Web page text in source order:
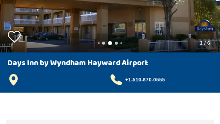
1/6
Days Inn by Wyndham Hayward Airport
+1-510-670-0555